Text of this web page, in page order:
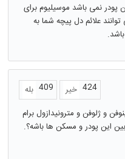
پودر نمی باشد موسیلیوم برای
علائم دل پیچه شما به
بله 409 خیر 424
و ژلوفن و مترونیدازول برام
2 ساعت فاصله بین این پودر و مسکن ها باشه؟.